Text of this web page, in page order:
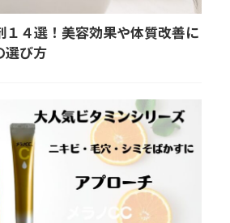
１４選！美容効果や体質改善に
選び方